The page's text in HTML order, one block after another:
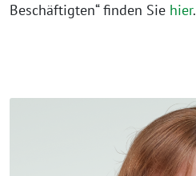
Beschäftigten“ finden Sie hier.